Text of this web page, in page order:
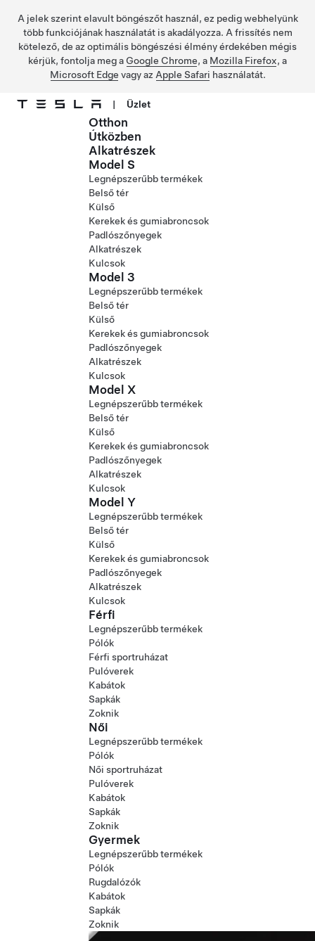
A jelek szerint elavult böngészőt használ, ez pedig webhelyünk
több funkciójának használatát is akadályozza. A frissítés nem
kötelező, de az optimális böngészési élmény érdekében mégis
kérjük, fontolja meg a Google Chrome, a Mozilla Firefox, a
Microsoft Edge vagy az Apple Safari használatát.
| Üzlet
Otthon
Útközben
Alkatrészek
Model S
Legnépszerűbb termékek
Belső tér
Külső
Kerekek és gumiabroncsok
Padlószőnyegek
Alkatrészek
Kulcsok
Model 3
Legnépszerűbb termékek
Belső tér
Külső
Kerekek és gumiabroncsok
Padlószőnyegek
Alkatrészek
Kulcsok
Model X
Legnépszerűbb termékek
Belső tér
Külső
Kerekek és gumiabroncsok
Padlószőnyegek
Alkatrészek
Kulcsok
Model Y
Legnépszerűbb termékek
Belső tér
Külső
Kerekek és gumiabroncsok
Padlószőnyegek
Alkatrészek
Kulcsok
Férfi
Legnépszerűbb termékek
Pólók
Férfi sportruházat
Pulóverek
Kabátok
Sapkák
Zoknik
Női
Legnépszerűbb termékek
Pólók
Női sportruházat
Pulóverek
Kabátok
Sapkák
Zoknik
Gyermek
Legnépszerűbb termékek
Pólók
Rugdalózók
Kabátok
Sapkák
Zoknik